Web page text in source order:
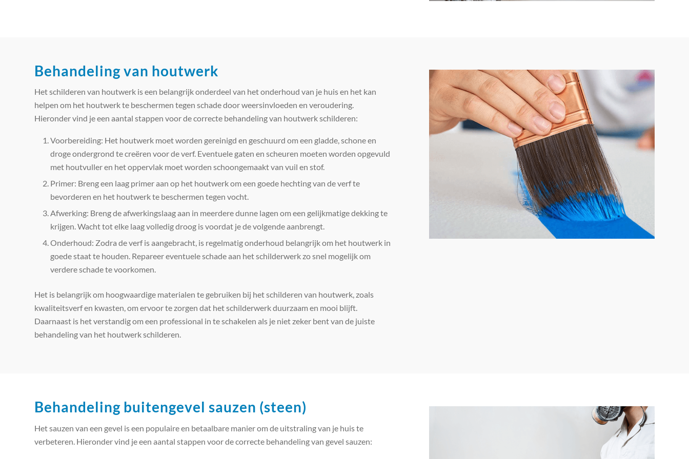
Behandeling van houtwerk
Het schilderen van houtwerk is een belangrijk onderdeel van het onderhoud van je huis en het kan
helpen om het houtwerk te beschermen tegen schade door weersinvloeden en veroudering.
Hieronder vind je een aantal stappen voor de correcte behandeling van houtwerk schilderen:
Voorbereiding: Het houtwerk moet worden gereinigd en geschuurd om een gladde, schone en
droge ondergrond te creëren voor de verf. Eventuele gaten en scheuren moeten worden opgevuld
met houtvuller en het oppervlak moet worden schoongemaakt van vuil en stof.
Primer: Breng een laag primer aan op het houtwerk om een goede hechting van de verf te
bevorderen en het houtwerk te beschermen tegen vocht.
Afwerking: Breng de afwerkingslaag aan in meerdere dunne lagen om een gelijkmatige dekking te
krijgen. Wacht tot elke laag volledig droog is voordat je de volgende aanbrengt.
Onderhoud: Zodra de verf is aangebracht, is regelmatig onderhoud belangrijk om het houtwerk in
goede staat te houden. Repareer eventuele schade aan het schilderwerk zo snel mogelijk om
verdere schade te voorkomen.
Het is belangrijk om hoogwaardige materialen te gebruiken bij het schilderen van houtwerk, zoals
kwaliteitsverf en kwasten, om ervoor te zorgen dat het schilderwerk duurzaam en mooi blijft.
Daarnaast is het verstandig om een professional in te schakelen als je niet zeker bent van de juiste
behandeling van het houtwerk schilderen.
Behandeling buitengevel sauzen (steen)
Het sauzen van een gevel is een populaire en betaalbare manier om de uitstraling van je huis te
verbeteren. Hieronder vind je een aantal stappen voor de correcte behandeling van gevel sauzen: